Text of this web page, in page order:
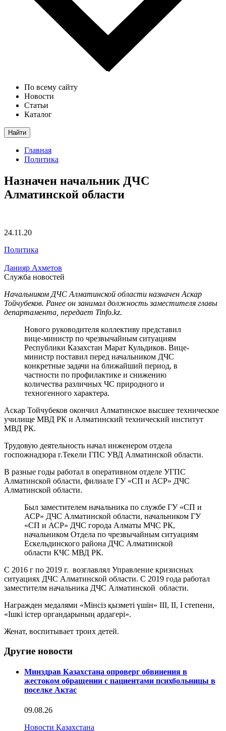
По всему сайту
Новости
Статьи
Каталог
Найти
Главная
Политика
Назначен начальник ДЧС
Алматинской области
24.11.20
Политика
Данияр Ахметов
Служба новостей
Начальником ДЧС Алматинской области назначен Аскар
Тойчубеков. Ранее он занимал должность заместителя главы
департамента, передает Tinfo.kz.
Нового руководителя коллективу представил
вице-министр по чрезвычайным ситуациям
Республики Казахстан Марат Кульдиков. Вице-
министр поставил перед начальником ДЧС
конкретные задачи на ближайший период, в
частности по профилактике и снижению
количества различных ЧС природного и
техногенного характера.
Аскар Тойчубеков окончил Алматинское высшее техническое
училище МВД РК и Алматинский технический институт
МВД РК.
Трудовую деятельность начал инженером отдела
госпожнадзора г.Текели ГПС УВД Алматинской области.
В разные годы работал в оперативном отделе УГПС
Алматинской области, филиале ГУ «СП и АСР» ДЧС
Алматинской области.
Был заместителем начальника по службе ГУ «СП и
АСР» ДЧС Алматинской области, начальником ГУ
«СП и АСР» ДЧС города Алматы МЧС РК,
начальником Отдела по чрезвычайным ситуациям
Ескельдинского района ДЧС Алматинской
области КЧС МВД РК.
С 2016 г по 2019 г. возглавлял Управление кризисных
ситуациях ДЧС Алматинской области. С 2019 года работал
заместителм начальника ДЧС Алматинской области.
Награжден медалями «Мінсіз қызметі үшін» ІІІ, ІІ, І степени,
«Ішкі істер органдарының ардагері».
Женат, воспитывает троих детей.
Другие новости
Минздрав Казахстана опроверг обвинения в
жестоком обращении с пациентами психбольницы в
поселке Актас
09.08.26
Новости Казахстана